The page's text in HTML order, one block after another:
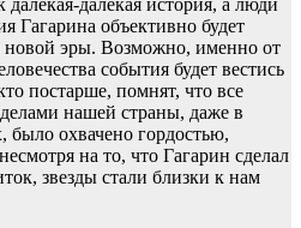
далекая-далекая история, а люди
Гагарина объективно будет
новой эры. Возможно, именно от
события будет вестись
постарше, помнят, что все
нашей страны, даже в
было охвачено гордостью,
на то, что Гагарин сделал
звезды стали близки к нам